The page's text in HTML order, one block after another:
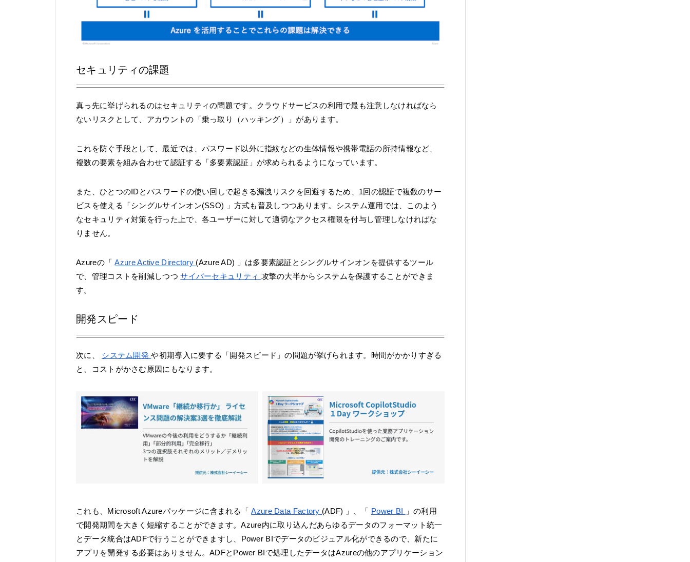
セキュリティの課題
真っ先に挙げられるのはセキュリティの問題です。クラウドサービスの利用で最も注意しなければなら
ないリスクとして、アカウントの「乗っ取り（ハッキング）」があります。
これを防ぐ手段として、最近では、パスワード以外に指紋などの生体情報や携帯電話の所持情報など、
複数の要素を組み合わせて認証する「多要素認証」が求められるようになっています。
また、ひとつのIDとパスワードの使い回しで起きる漏洩リスクを回避するため、1回の認証で複数のサー
ビスを使える「シングルサインオン(SSO) 」方式も普及しつつあります。システム運用では、このよう
なセキュリティ対策を行った上で、各ユーザーに対して適切なアクセス権限を付与し管理しなければな
りません。
Azureの「Azure Active Directory (Azure AD) 」は多要素認証とシングルサインオンを提供するツール
で、管理コストを削減しつつサイバーセキュリティ 攻撃の大半からシステムを保護することができま
す。
開発スピード
次に、 システム開発や初期導入に要する「開発スピード」の問題が挙げられます。時間がかかりすぎる
と、コストがかさむ原因にもなります。
これも、Microsoft Azureパッケージに含まれる「Azure Data Factory (ADF) 」、「 Power BI
」の利用
で開発期間を⼤きく短縮することができます。Azure内に取り込んだあらゆるデータのフォーマット統一
とデータ統合はADFで行うことができますし、Power BIでデータのビジュアル化ができるので、新たに
アプリを開発する必要はありません。ADFとPower BIで処理したデータはAzureの他のアプリケーション